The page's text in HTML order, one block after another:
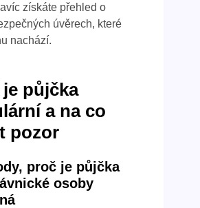
získáte přehled o
úvěrech, které
nachází.
půjčka
a na co
pozor
proč je půjčka
osoby